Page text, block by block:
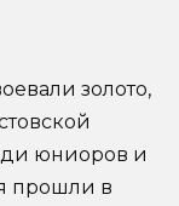
золото,
юниоров и
прошли в